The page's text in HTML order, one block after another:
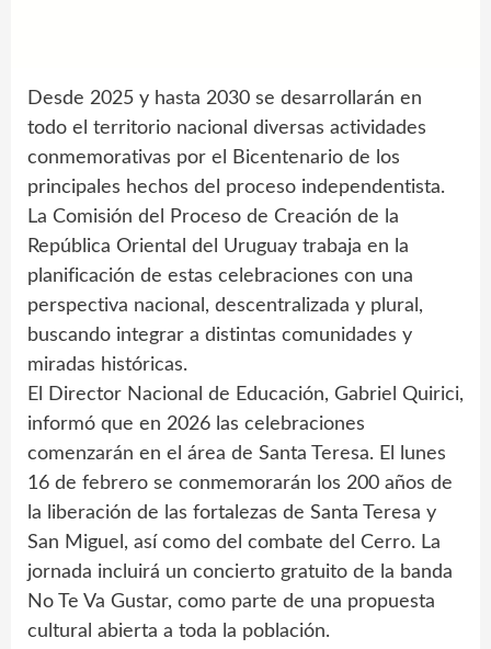
Desde 2025 y hasta 2030 se desarrollarán en
todo el territorio nacional diversas actividades
conmemorativas por el Bicentenario de los
principales hechos del proceso independentista.
La Comisión del Proceso de Creación de la
República Oriental del Uruguay trabaja en la
planificación de estas celebraciones con una
perspectiva nacional, descentralizada y plural,
buscando integrar a distintas comunidades y
miradas históricas.
El Director Nacional de Educación, Gabriel Quirici,
informó que en 2026 las celebraciones
comenzarán en el área de Santa Teresa. El lunes
16 de febrero se conmemorarán los 200 años de
la liberación de las fortalezas de Santa Teresa y
San Miguel, así como del combate del Cerro. La
jornada incluirá un concierto gratuito de la banda
No Te Va Gustar, como parte de una propuesta
cultural abierta a toda la población.